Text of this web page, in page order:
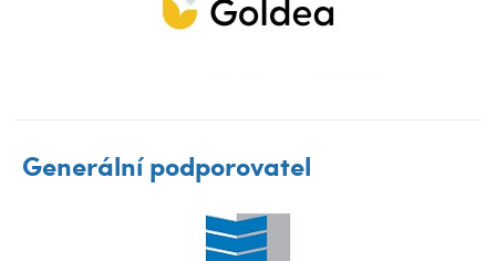
Generální podporovatel